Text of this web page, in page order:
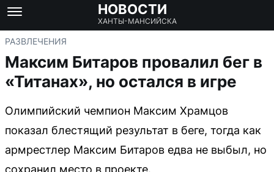
НОВОСТИ
ХАНТЫ-МАНСИЙСКА
РАЗВЛЕЧЕНИЯ
Максим Битаров провалил бег в
«Титанах», но остался в игре
Олимпийский чемпион Максим Храмцов
показал блестящий результат в беге, тогда как
армрестлер Максим Битаров едва не выбыл, но
сохранил место в проекте.